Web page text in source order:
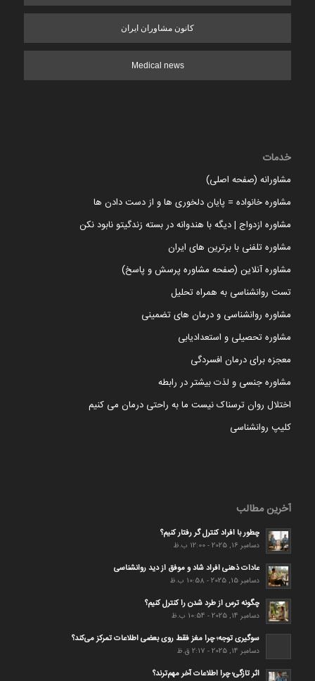
کانون مشاوران ایران
Medical news
خدمات
مشاورانه (صفحه اصلی)
مشاوره خانواده = پایان دلخوری ها و از دست دادن ها
مشاوره ازدواج | دیگه با هندوانه در بسته زندگیتو نابود نکن
مشاوره تلفنی با برترین های ایران
مشاوره آنلاین (صفحه مشاوره پرسش و پاسخ)
تست روانشناسی به همراه تحلیل
مشاوره روانشناسی و درمان های تضمینی
مشاوره تحصیلی و استعدادیابی
معجزه برای درمان افسردگی
مشاوره جنسی و لذت بیشتر در رابطه
اختلال روان ترسناک نیست ما به راحتی درمان می کنیم
کلیپ روانشناسی
آخرین مطالب
چطور با افراد کنترل گر رفتار کنیم؟
دسامبر 16, 2025 - 12:00 ب.ظ
عادات ذهنی افراد شاد و موفق از دید روانشناسی
دسامبر 15, 2025 - 10:58 ب.ظ
چگونه ترس از طرد شدن را کنترل کنیم؟
دسامبر 14, 2025 - 10:54 ب.ظ
سوگیری توجه؛ چرا مغز فقط روی بعضی اطلاعات تمرکز می‌کند؟
دسامبر 14, 2025 - 2:17 ق.ظ
اثر تازگی؛ چرا اطلاعات آخر مهم‌ترند؟